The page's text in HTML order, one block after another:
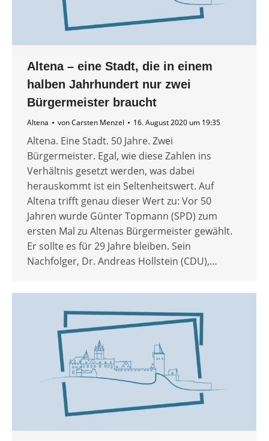
Altena – eine Stadt, die in einem
halben Jahrhundert nur zwei
Bürgermeister braucht
Altena vonCarsten Menzel 16. August 2020 um 19:35
Altena. Eine Stadt. 50 Jahre. Zwei
Bürgermeister. Egal, wie diese Zahlen ins
Verhältnis gesetzt werden, was dabei
herauskommt ist ein Seltenheitswert. Auf
Altena trifft genau dieser Wert zu: Vor 50
Jahren wurde Günter Topmann (SPD) zum
ersten Mal zu Altenas Bürgermeister gewählt.
Er sollte es für 29 Jahre bleiben. Sein
Nachfolger, Dr. Andreas Hollstein (CDU),…